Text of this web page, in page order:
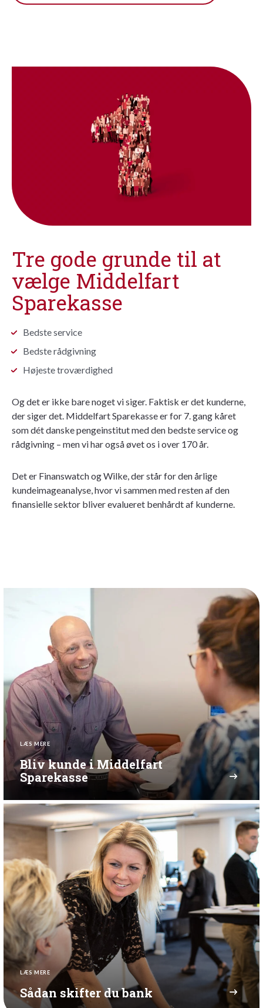
Tre gode grunde til at
vælge Middelfart
Sparekasse
Bedste service
Bedste rådgivning
Højeste troværdighed
Og det er ikke bare noget vi siger. Faktisk er det kunderne,
der siger det. Middelfart Sparekasse er for 7. gang kåret
som dét danske pengeinstitut med den bedste service og
rådgivning – men vi har også øvet os i over 170 år.
Det er Finanswatch og Wilke, der står for den årlige
kundeimageanalyse, hvor vi sammen med resten af den
finansielle sektor bliver evalueret benhårdt af kunderne.
LÆS MERE
Bliv kunde i Middelfart
Sparekasse
LÆS MERE
Sådan skifter du bank